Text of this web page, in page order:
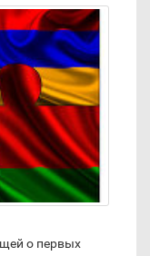
о первых